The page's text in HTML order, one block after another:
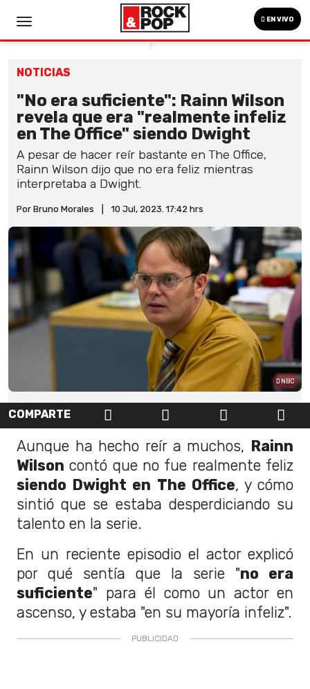
EN VIVO
NOTICIAS
"No era suficiente": Rainn Wilson
revela que era "realmente infeliz
en The Office" siendo Dwight
A pesar de hacer reír bastante en The Office,
Rainn Wilson dijo que no era feliz mientras
interpretaba a Dwight.
Por Bruno Morales 10 Jul, 2023. 17:42 hrs
NBC
COMPARTE
Aunque ha hecho reír a muchos, Rainn
Wilson contó que no fue realmente feliz
siendo Dwight en The Office, y cómo
sintió que se estaba desperdiciando su
talento en la serie.
En un reciente episodio el actor explicó
por qué sentía que la serie "no era
suficiente" para él como un actor en
ascenso, y estaba "en su mayoría infeliz".